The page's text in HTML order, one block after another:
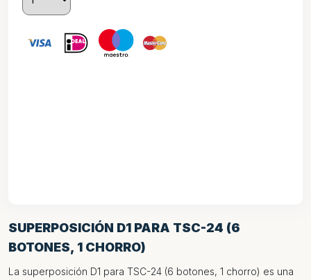
SUPERPOSICIÓN D1 PARA TSC-24 (6
BOTONES, 1 CHORRO)
La superposición D1 para TSC-24 (6 botones, 1 chorro) es una